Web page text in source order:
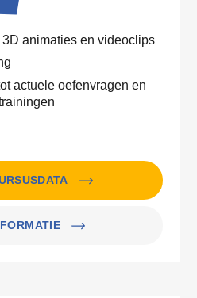
animaties en videoclips
actuele oefenvragen en